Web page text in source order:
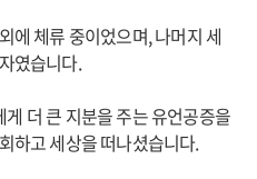
에 체류 중이었으며, 나머지 세
였습니다.
더 큰 지분을 주는 유언공증을
하고 세상을 떠나셨습니다.